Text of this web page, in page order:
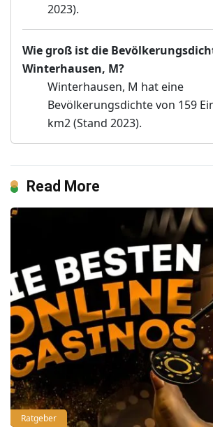
2023).
Wie groß ist die
Winterhausen, M?
Winterhausen, M hat eine
Bevölkerungsdichte von 159
km2 (Stand 2023).
Read More
Ratgeber